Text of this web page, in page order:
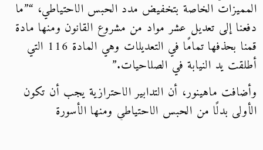
المميزات الخاصة بتخفيض مدد الحبس الاحتياطي، “”ما
دفعنا إلى تعديل عشر مواد من مشروع القانون ومنها مادة
قمنا بحذفها تمامًا في التعديلات وهي المادة 116 التي
أطلقت يد النيابة في الصلاحيات.”
وأضافت ماهينور، أن التدابير الاحترازية يجب أن تكون
الأولى بدلًا من الحبس الاحتياطي ومنها الأسورة